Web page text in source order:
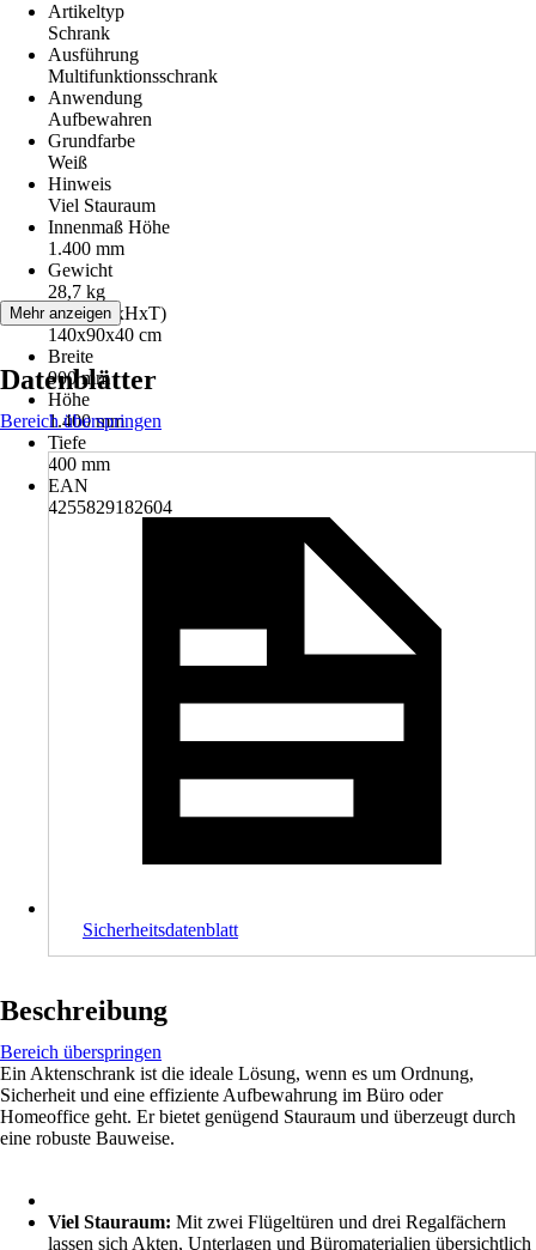
Artikeltyp
Schrank
Ausführung
Multifunktionsschrank
Anwendung
Aufbewahren
Grundfarbe
Weiß
Hinweis
Viel Stauraum
Innenmaß Höhe
1.400 mm
Gewicht
28,7 kg
Maße (BxHxT)
140x90x40 cm
Breite
900 mm
Höhe
1.400 mm
Tiefe
400 mm
EAN
4255829182604
Mehr anzeigen
Datenblätter
Bereich überspringen
Sicherheitsdatenblatt
Beschreibung
Bereich überspringen
Ein Aktenschrank ist die ideale Lösung, wenn es um Ordnung,
Sicherheit und eine effiziente Aufbewahrung im Büro oder
Homeoffice geht. Er bietet genügend Stauraum und überzeugt durch
eine robuste Bauweise.
Viel Stauraum: Mit zwei Flügeltüren und drei Regalfächern
lassen sich Akten, Unterlagen und Büromaterialien übersichtlich